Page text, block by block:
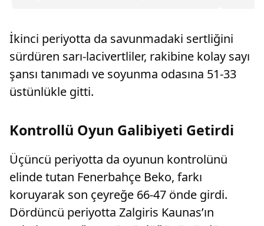
İkinci periyotta da savunmadaki sertliğini
sürdüren sarı-lacivertliler, rakibine kolay sayı
şansı tanımadı ve soyunma odasına 51-33
üstünlükle gitti.
Kontrollü Oyun Galibiyeti Getirdi
Üçüncü periyotta da oyunun kontrolünü
elinde tutan Fenerbahçe Beko, farkı
koruyarak son çeyreğe 66-47 önde girdi.
Dördüncü periyotta Zalgiris Kaunas’ın